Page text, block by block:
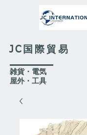
JC国際貿易
​雑貨・電気
​屋外・工具